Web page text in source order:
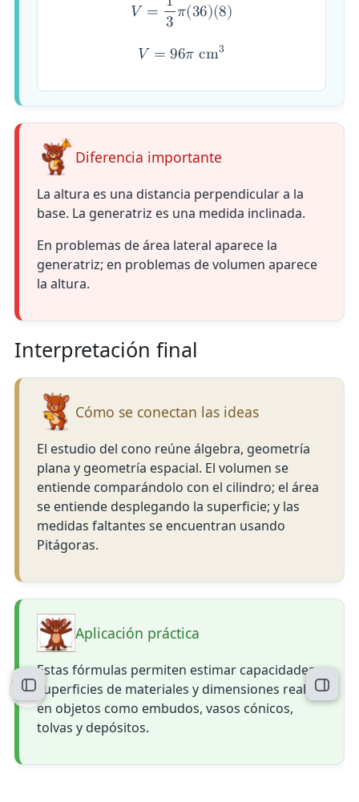
Abrir índice del curso Abrir
𝑉 = 1
3𝜋(36)(8)
𝑉 = 96𝜋 cm3
Diferencia importante
La altura es una distancia perpendicular a la
base. La generatriz es una medida inclinada.
En problemas de área lateral aparece la
generatriz; en problemas de volumen aparece
la altura.
Interpretación final
Cómo se conectan las ideas
El estudio del cono reúne álgebra, geometría
plana y geometría espacial. El volumen se
entiende comparándolo con el cilindro; el área
se entiende desplegando la superficie; y las
medidas faltantes se encuentran usando
Pitágoras.
Aplicación práctica
Estas fórmulas permiten estimar capacidades,
superficies de materiales y dimensiones reales
en objetos como embudos, vasos cónicos,
tolvas y depósitos.